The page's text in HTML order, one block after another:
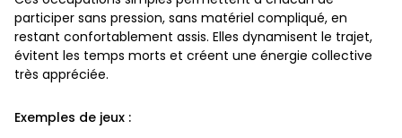
participer sans pression, sans matériel compliqué, en
restant confortablement assis. Elles dynamisent le trajet,
évitent les temps morts et créent une énergie collective
très appréciée.
Exemples de jeux :